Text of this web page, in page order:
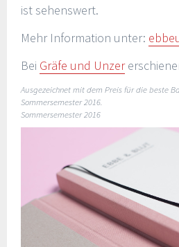
ist sehenswert.
Mehr Information unter:
Bei Gräfe und Unzer
Ausgezeichnet mit dem Preis für die beste
Sommersemester 2016.
Sommersemester 2016